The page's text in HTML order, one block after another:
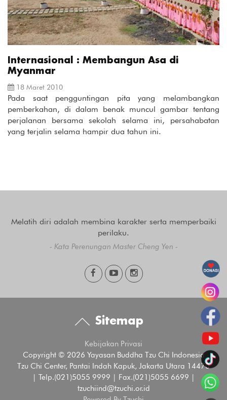
Internasional : Membangun Asa di
Myanmar
18 Maret 2010
Pada saat pengguntingan pita yang melambangkan
pemberkahan, di dalam benak muncul gambar tentang
perjalanan bersama sekolah selama ini, persahabatan
yang terjalin selama hampir dua tahun ini.
Melatih diri adalah membina karakter serta memperbaiki
perilaku.
- Kata Perenungan Master Cheng Yen -
Sitemap
Kebijakan Privasi
Copyright © 2026 Yayasan Buddha Tzu Chi Indonesia
Tzu Chi Center, Pantai Indah Kapuk, Jakarta Utara 14470
| Telp.(021)5055 9999 | Fax.(021)5055 6699 |
tzuchiind@tzuchi.or.id